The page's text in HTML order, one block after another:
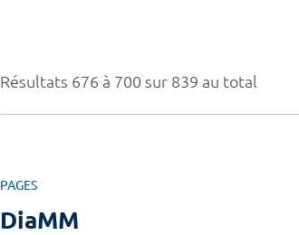
Résultats 676 à 700 sur 839 au total
PAGES
DiaMM